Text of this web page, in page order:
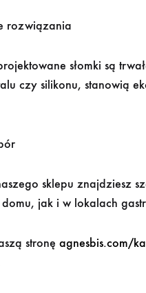
rozwiązania
słomki są
czy silikonu, stanowią
sklepu znajdziesz
jak i w lokalach
stronę agnesbis.com/